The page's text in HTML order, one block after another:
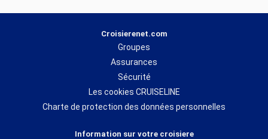
Croisierenet.com
Groupes
Assurances
Sécurité
Les cookies CRUISELINE
Charte de protection des données personnelles
Information sur votre croisiere